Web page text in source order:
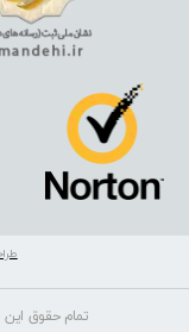
تمام حقوق این